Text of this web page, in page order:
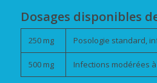
Dosages disponibles
250 mg Posologie standard,
500 mg Infections modérées